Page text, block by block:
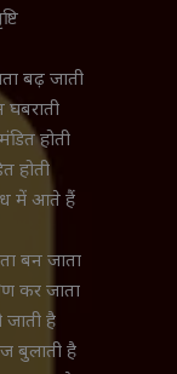
बढ़ जाती
घबराती
होती
होती
में आते हैं
बन जाता
कर जाता
जाती है
बुलाती है